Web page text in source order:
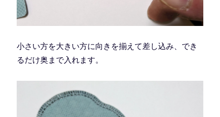
小さい方を大きい方に向きを揃えて差し込み、でき
るだけ奥まで入れます。